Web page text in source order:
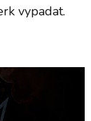
vypadat.